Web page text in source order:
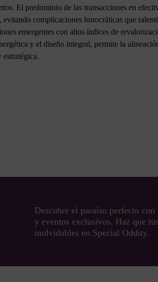
El predominio de las transacciones en
complicaciones burocráticas que
emergentes con altos índices de
y el diseño integral, permite la
Descubre el paraíso perfecto
y eventos exclusivos. Haz que
inolvidables en Special Oddity.